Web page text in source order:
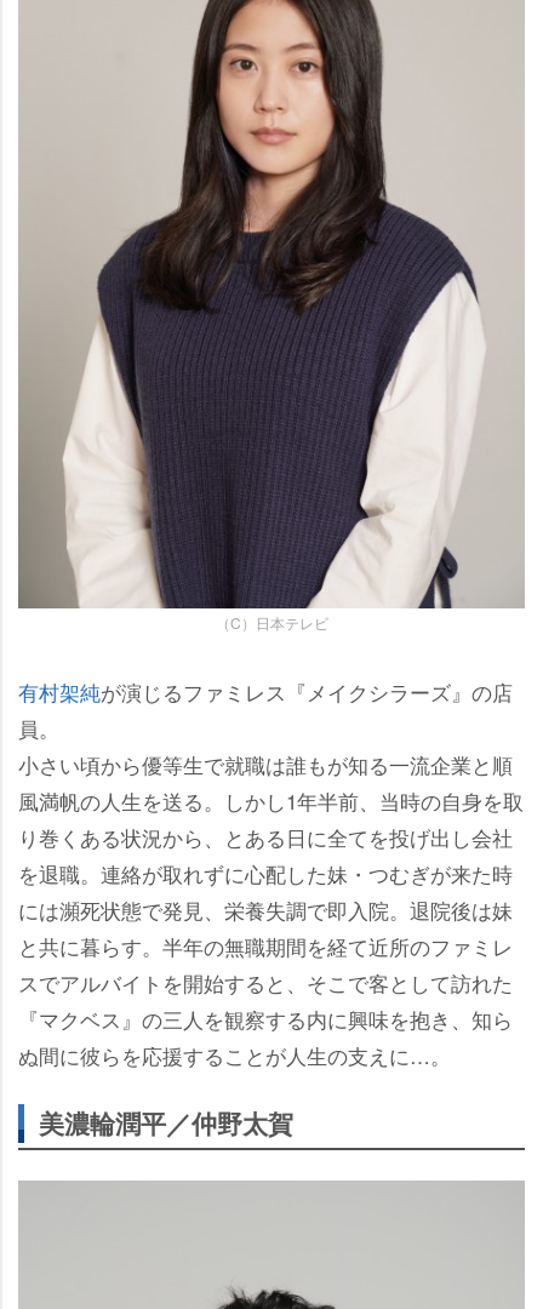
（C）日本テレビ
有村架純が演じるファミレス『メイクシラーズ』の店
員。
小さい頃から優等生で就職は誰もが知る一流企業と順
風満帆の人生を送る。しかし1年半前、当時の自身を取
り巻くある状況から、とある日に全てを投げ出し会社
を退職。連絡が取れずに心配した妹・つむぎが来た時
には瀕死状態で発見、栄養失調で即入院。退院後は妹
と共に暮らす。半年の無職期間を経て近所のファミレ
スでアルバイトを開始すると、そこで客として訪れた
『マクベス』の三人を観察する内に興味を抱き、知ら
ぬ間に彼らを応援することが人生の支えに…。
美濃輪潤平／仲野太賀